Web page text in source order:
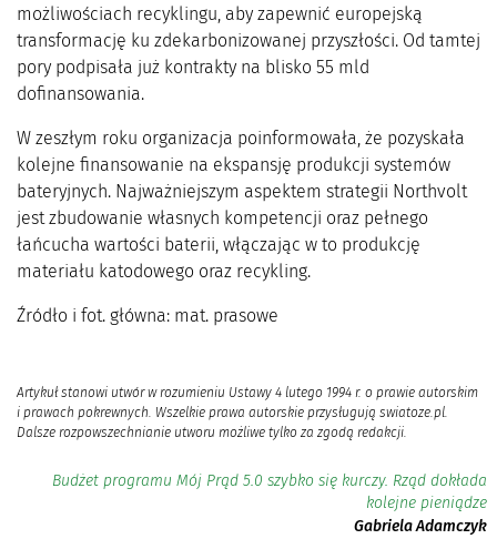
możliwościach recyklingu, aby zapewnić europejską
transformację ku zdekarbonizowanej przyszłości. Od tamtej
pory podpisała już kontrakty na blisko 55 mld
dofinansowania.
W zeszłym roku organizacja poinformowała, że pozyskała
kolejne finansowanie na ekspansję produkcji systemów
bateryjnych. Najważniejszym aspektem strategii Northvolt
jest zbudowanie własnych kompetencji oraz pełnego
łańcucha wartości baterii, włączając w to produkcję
materiału katodowego oraz recykling.
Źródło i fot. główna: mat. prasowe
Artykuł stanowi utwór w rozumieniu Ustawy 4 lutego 1994 r. o prawie autorskim
i prawach pokrewnych. Wszelkie prawa autorskie przysługują swiatoze.pl.
Dalsze rozpowszechnianie utworu możliwe tylko za zgodą redakcji.
Budżet programu Mój Prąd 5.0 szybko się kurczy. Rząd dokłada
kolejne pieniądze
Gabriela Adamczyk